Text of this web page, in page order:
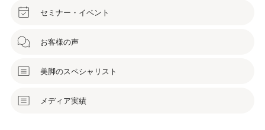
セミナー・イベント
お客様の声
美脚のスペシャリスト
メディア実績